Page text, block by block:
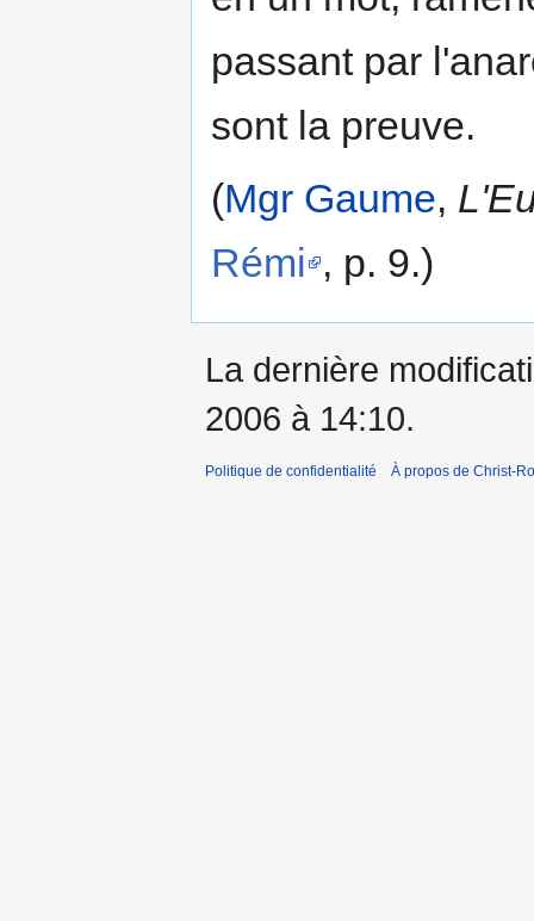
passant par
sont la preuve.
(Mgr Gaume,
Rémi , p. 9.)
La dernière
2006 à 14:10.
Politique de confidentialité À propos de Christ-